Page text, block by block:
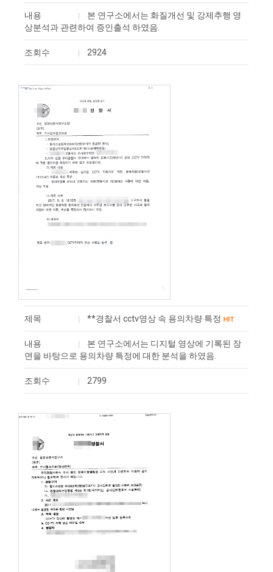
내용
본 연구소에서는 화질개선 및 강제추행 영
상분석과 관련하여 ​증인출석 하였음.
조회수 2924
제목 **경찰서 cctv영상 속 용의차량 특정 HIT
내용
본 연구소에서는 디지털 영상에 기록된 장
면을 바탕으로 용의차량 특정에 대한 분석을 하였음.
조회수 2799